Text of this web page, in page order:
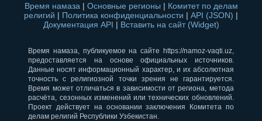
Время намаза | Основные регионы | Комитет по делам
религий | Политика конфиденциальности | API (JSON) |
Документация API | Вставить на сайт (Widget)
Время намаза, публикуемое на сайте https://namoz-vaqti.uz,
предоставляется на основе официальных источников.
Данные носят информационный характер, и их абсолютная
точность с религиозной точки зрения не гарантируется.
Время может отличаться в зависимости от региона, метода
расчёта, сезонных изменений или технических обновлений.
Проект действует на основании заключения Комитета по
делам религий Республики Узбекистан.